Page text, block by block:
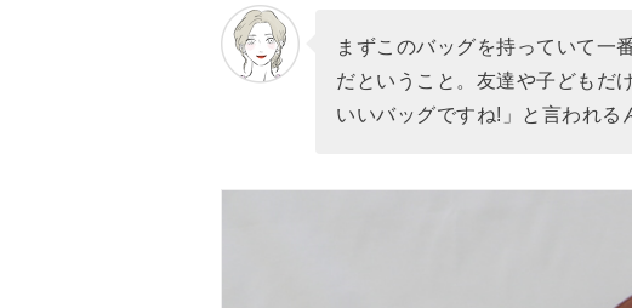
まずこのバッグを持っていて一
だということ。友達や子どもだ
いいバッグですね!」と言われ